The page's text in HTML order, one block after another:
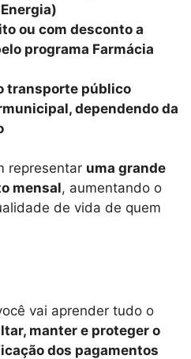
ou com desconto a
programa Farmácia
transporte público
dependendo da
representar uma grande
mensal, aumentando o
de vida de quem
vai aprender tudo o
manter e proteger o
dos pagamentos